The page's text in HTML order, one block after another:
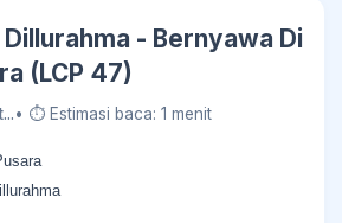
- Bernyawa Di
(LCP 47)
• ⏱ Estimasi baca: 1 menit